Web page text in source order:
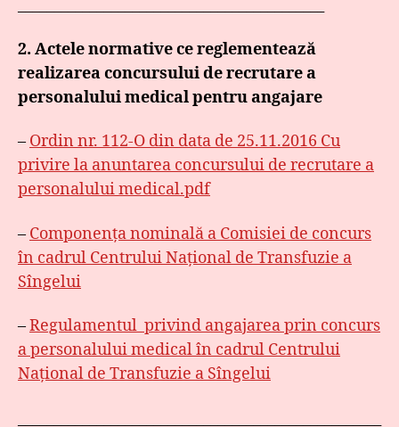
2. Actele normative ce reglementează
realizarea concursului de recrutare a
personalului medical pentru angajare
– Ordin nr. 112-O din data de 25.11.2016 Cu
privire la anuntarea concursului de recrutare a
personalului medical.pdf
– Componenţa nominală a Comisiei de concurs
în cadrul Centrului Naţional de Transfuzie a
Sîngelui
–Regulamentul privind angajarea prin concurs
a personalului medical în cadrul Centrului
Naţional de Transfuzie a Sîngelui